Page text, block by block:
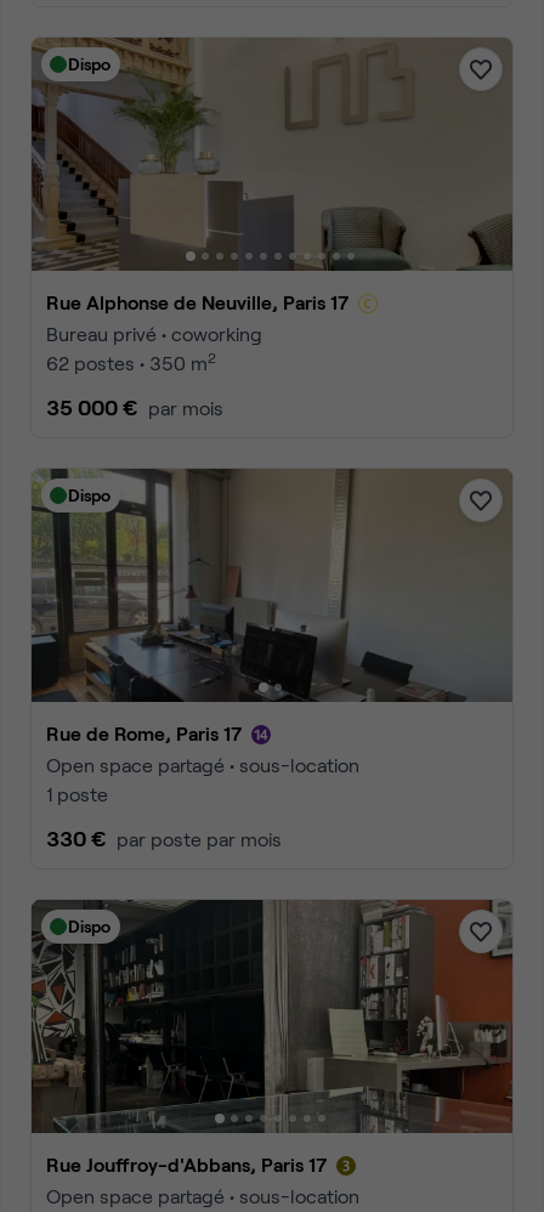
Dispo
Rue Alphonse de Neuville, Paris 17
Bureau privé • coworking
62 postes • 350 m2
35 000 € par mois
Dispo
Rue de Rome, Paris 17
Open space partagé • sous-location
1 poste
330 € par poste par mois
Dispo
Rue Jouffroy-d'Abbans, Paris 17
Open space partagé • sous-location